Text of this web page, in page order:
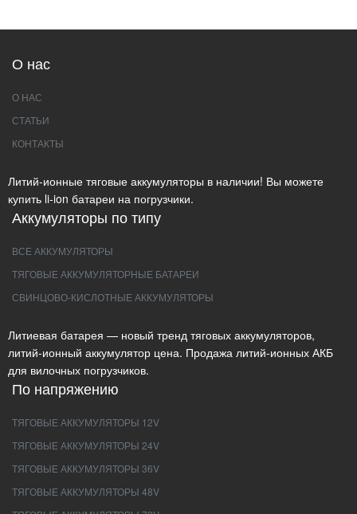
О нас
О НАС
СТАТЬИ
КОНТАКТЫ
Литий-ионные тяговые аккумуляторы в наличии! Вы можете
купить li-ion батареи на погрузчики.
Аккумуляторы по типу
ВСЕ АККУМУЛЯТОРЫ
ТЯГОВЫЕ АККУМУЛЯТОРНЫЕ БАТАРЕИ
СВИНЦОВО-КИСЛОТНЫЕ АККУМУЛЯТОРЫ
Литиевая батарея — новый тренд тяговых аккумуляторов,
литий-ионный аккумулятор цена. Продажа литий-ионных АКБ
для вилочных погрузчиков.
По напряжению
ТЯГОВЫЕ АККУМУЛЯТОРЫ 12V
ТЯГОВЫЕ АККУМУЛЯТОРЫ 24V
ТЯГОВЫЕ АККУМУЛЯТОРЫ 36V
ТЯГОВЫЕ АККУМУЛЯТОРЫ 48V